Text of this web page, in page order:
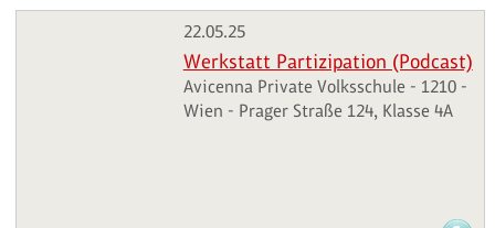
22.05.25
Werkstatt Partizipation (Podcast)
Avicenna Private Volksschule - 1210 -
Wien - Prager Straße 124, Klasse 4A